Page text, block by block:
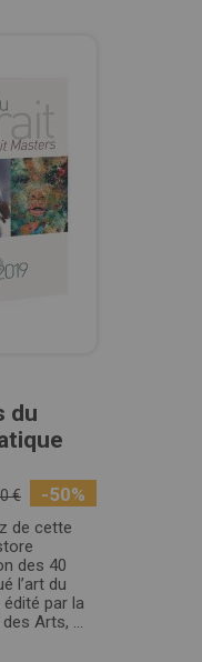
du
€ -50%
de cette
des 40
l’art du
par la
Arts, ...